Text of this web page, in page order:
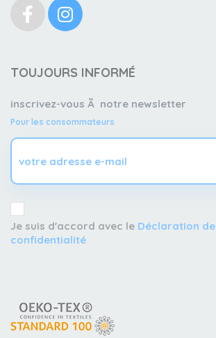
TOUJOURS INFORMÉ
inscrivez-vous Ã notre newsletter
Pour les consommateurs
Je suis d'accord avec le Déclaration de
confidentialité